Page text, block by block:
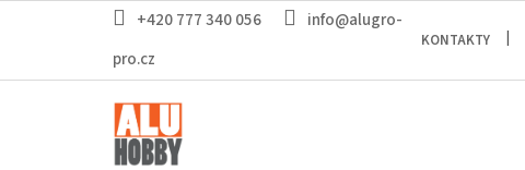
+420 777 340 056
info@alugro-
pro.cz
KONTAKTY